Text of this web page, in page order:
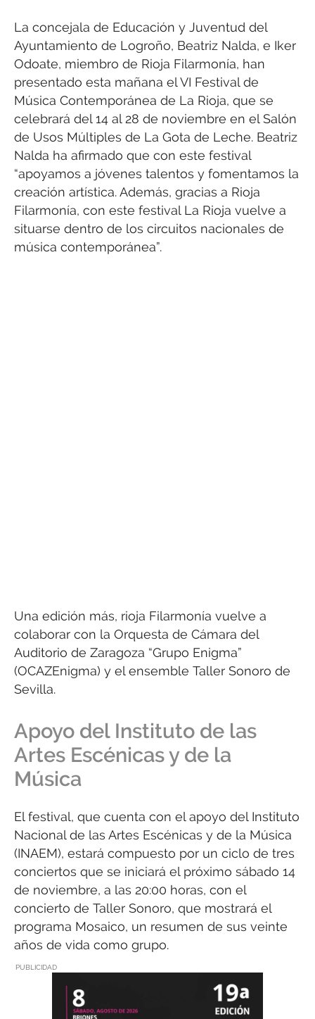
La concejala de Educación y Juventud del
Ayuntamiento de Logroño, Beatriz Nalda, e Iker
Odoate, miembro de Rioja Filarmonía, han
presentado esta mañana el VI Festival de
Música Contemporánea de La Rioja, que se
celebrará del 14 al 28 de noviembre en el Salón
de Usos Múltiples de La Gota de Leche. Beatriz
Nalda ha afirmado que con este festival
“apoyamos a jóvenes talentos y fomentamos la
creación artística. Además, gracias a Rioja
Filarmonía, con este festival La Rioja vuelve a
situarse dentro de los circuitos nacionales de
música contemporánea”.
Una edición más, rioja Filarmonía vuelve a
colaborar con la Orquesta de Cámara del
Auditorio de Zaragoza “Grupo Enigma”
(OCAZEnigma) y el ensemble Taller Sonoro de
Sevilla.
Apoyo del Instituto de las
Artes Escénicas y de la
Música
El festival, que cuenta con el apoyo del Instituto
Nacional de las Artes Escénicas y de la Música
(INAEM), estará compuesto por un ciclo de tres
conciertos que se iniciará el próximo sábado 14
de noviembre, a las 20:00 horas, con el
concierto de Taller Sonoro, que mostrará el
programa Mosaico, un resumen de sus veinte
años de vida como grupo.
PUBLICIDAD